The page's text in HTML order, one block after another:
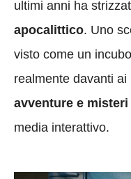
ultimi anni ha
apocalittico. Uno
visto come un
realmente davanti
avventure e misteri
media interattivo.